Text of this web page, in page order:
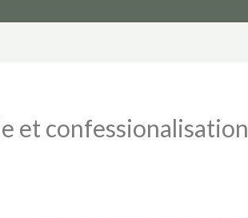
et confessionalisation